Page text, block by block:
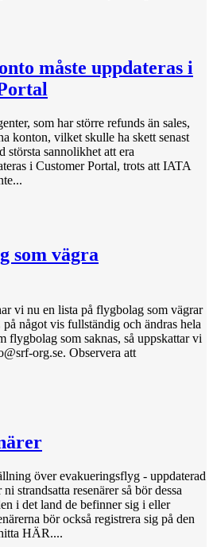
måste uppdateras i
som har större refunds än sales,
konton, vilket skulle ha skett senast
största sannolikhet att era
i Customer Portal, trots att IATA
som vägra
vi nu en lista på flygbolag som vägrar
något vis fullständig och ändras hela
flygbolag som saknas, så uppskattar vi
org.se. Observera att
över evakueringsflyg - uppdaterad
strandsatta resenärer så bör dessa
i det land de befinner sig i eller
bör också registrera sig på den
HÄR....